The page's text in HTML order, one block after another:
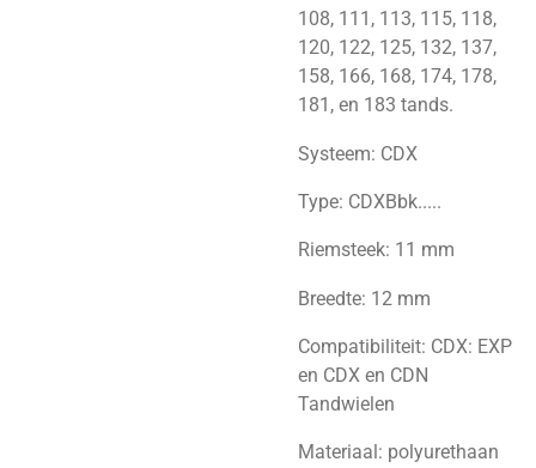
108, 111, 113, 115, 118,
120, 122, 125, 132, 137,
158, 166, 168, 174, 178,
181, en 183 tands.
Systeem: CDX
Type: CDXBbk.....
Riemsteek: 11 mm
Breedte: 12 mm
Compatibiliteit: CDX: EXP
en CDX en CDN
Tandwielen
Materiaal: polyurethaan